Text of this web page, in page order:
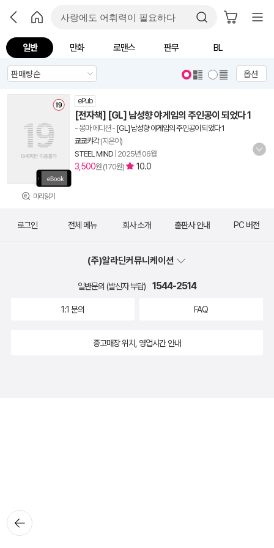
일반 만화 로맨스 판무 BL
옵션
미리읽기
ePub
[전자책] [GL] 남성향 야게임의 주인공이 되었다 1
- 몽마 에디션- [GL] 남성향 야게임의 주인공이 되었다 1
쿄쿄캬각(지은이)
STEEL MIND 2025년 06월
3,500원 (170원) 10.0
뒤로가
기
로그인 전체 메뉴 회사 소개 출판사 안내 PC 버전
(주)알라딘커뮤니케이션
일반문의 (발신자 부담) 1544-2514
1:1 문의 FAQ
중고매장 위치, 영업시간 안내